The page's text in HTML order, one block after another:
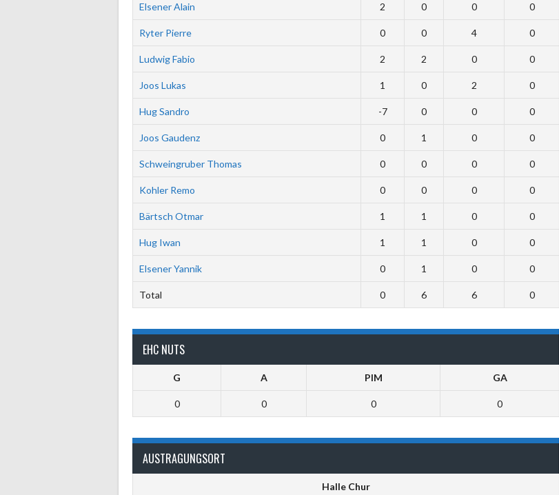
Elsener Alain 2 0 0 0
Ryter Pierre 0 0 4 0
Ludwig Fabio 2 2 0 0
Joos Lukas 1 0 2 0
Hug Sandro -7 0 0 0
Joos Gaudenz 0 1 0 0
Schweingruber Thomas 0 0 0 0
Kohler Remo 0 0 0 0
Bärtsch Otmar 1 1 0 0
Hug Iwan 1 1 0 0
Elsener Yannik 0 1 0 0
Total 0 6 6 0
EHC NUTS
G A PIM GA
0 0 0 0
AUSTRAGUNGSORT
Halle Chur